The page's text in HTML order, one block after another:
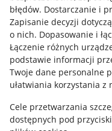
błędów. Dostarczanie i
Zapisanie decyzji
o nich. Dopasowanie i
Łączenie różnych
podstawie informacji
Twoje dane personalne
ułatwiania korzystania z
Cele przetwarzania
dostępnych pod
Informacje prawne
Regulamin
Polityka plików
Ustawienia plików
Udostępnianie lokalizacji